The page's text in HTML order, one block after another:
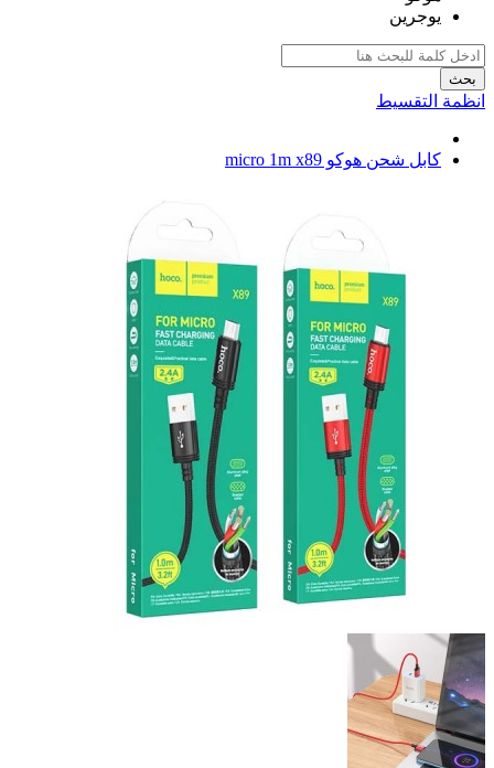
يوجرين
بحث
انظمة التقسيط
كابل شحن هوكو micro 1m x89